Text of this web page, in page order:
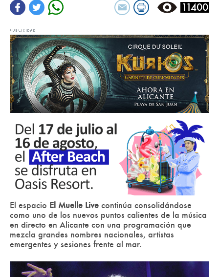
11400
El espacio El Muelle Live continúa consolidándose
como uno de los nuevos puntos calientes de la música
en directo en Alicante con una programación que
mezcla grandes nombres nacionales, artistas
emergentes y sesiones frente al mar.